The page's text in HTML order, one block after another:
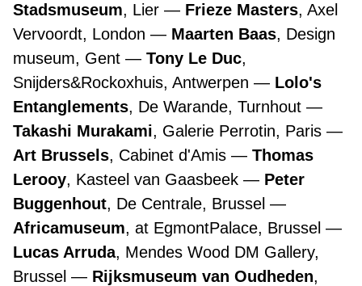
Stadsmuseum, Lier Frieze Masters, Axel
Vervoordt, London
Maarten Baas, Design
museum, Gent
Tony Le Duc,
Snijders&Rockoxhuis, Antwerpen
Lolo's
Entanglements, De Warande, Turnhout
Takashi Murakami, Galerie Perrotin, Paris
Art Brussels, Cabinet d'Amis
Thomas
Lerooy, Kasteel van Gaasbeek
Peter
Buggenhout, De Centrale, Brussel
Africamuseum, at EgmontPalace, Brussel
Lucas Arruda, Mendes Wood DM Gallery,
Brussel
Rijksmuseum van Oudheden,